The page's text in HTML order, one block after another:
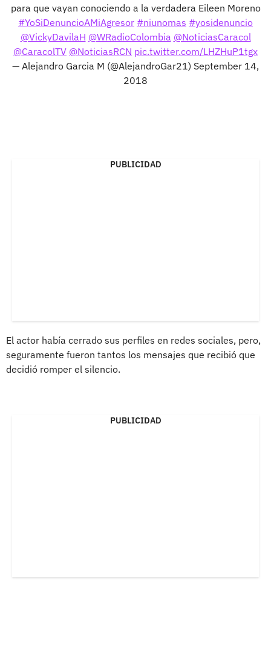
para que vayan conociendo a la verdadera Eileen Moreno
#YoSiDenuncioAMiAgresor #niunomas #yosidenuncio
@VickyDavilaH @WRadioColombia @NoticiasCaracol
@CaracolTV @NoticiasRCN pic.twitter.com/LHZHuP1tgx
— Alejandro Garcia M (@AlejandroGar21) September 14,
2018
PUBLICIDAD
El actor había cerrado sus perfiles en redes sociales, pero,
seguramente fueron tantos los mensajes que recibió que
decidió romper el silencio.
PUBLICIDAD